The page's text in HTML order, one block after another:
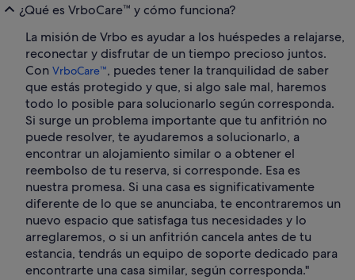
¿Qué es VrboCare™ y cómo funciona?
La misión de Vrbo es ayudar a los huéspedes a relajarse,
reconectar y disfrutar de un tiempo precioso juntos.
Con VrboCare™, puedes tener la tranquilidad de saber
que estás protegido y que, si algo sale mal, haremos
todo lo posible para solucionarlo según corresponda.
Si surge un problema importante que tu anfitrión no
puede resolver, te ayudaremos a solucionarlo, a
encontrar un alojamiento similar o a obtener el
reembolso de tu reserva, si corresponde. Esa es
nuestra promesa. Si una casa es significativamente
diferente de lo que se anunciaba, te encontraremos un
nuevo espacio que satisfaga tus necesidades y lo
arreglaremos, o si un anfitrión cancela antes de tu
estancia, tendrás un equipo de soporte dedicado para
encontrarte una casa similar, según corresponda."